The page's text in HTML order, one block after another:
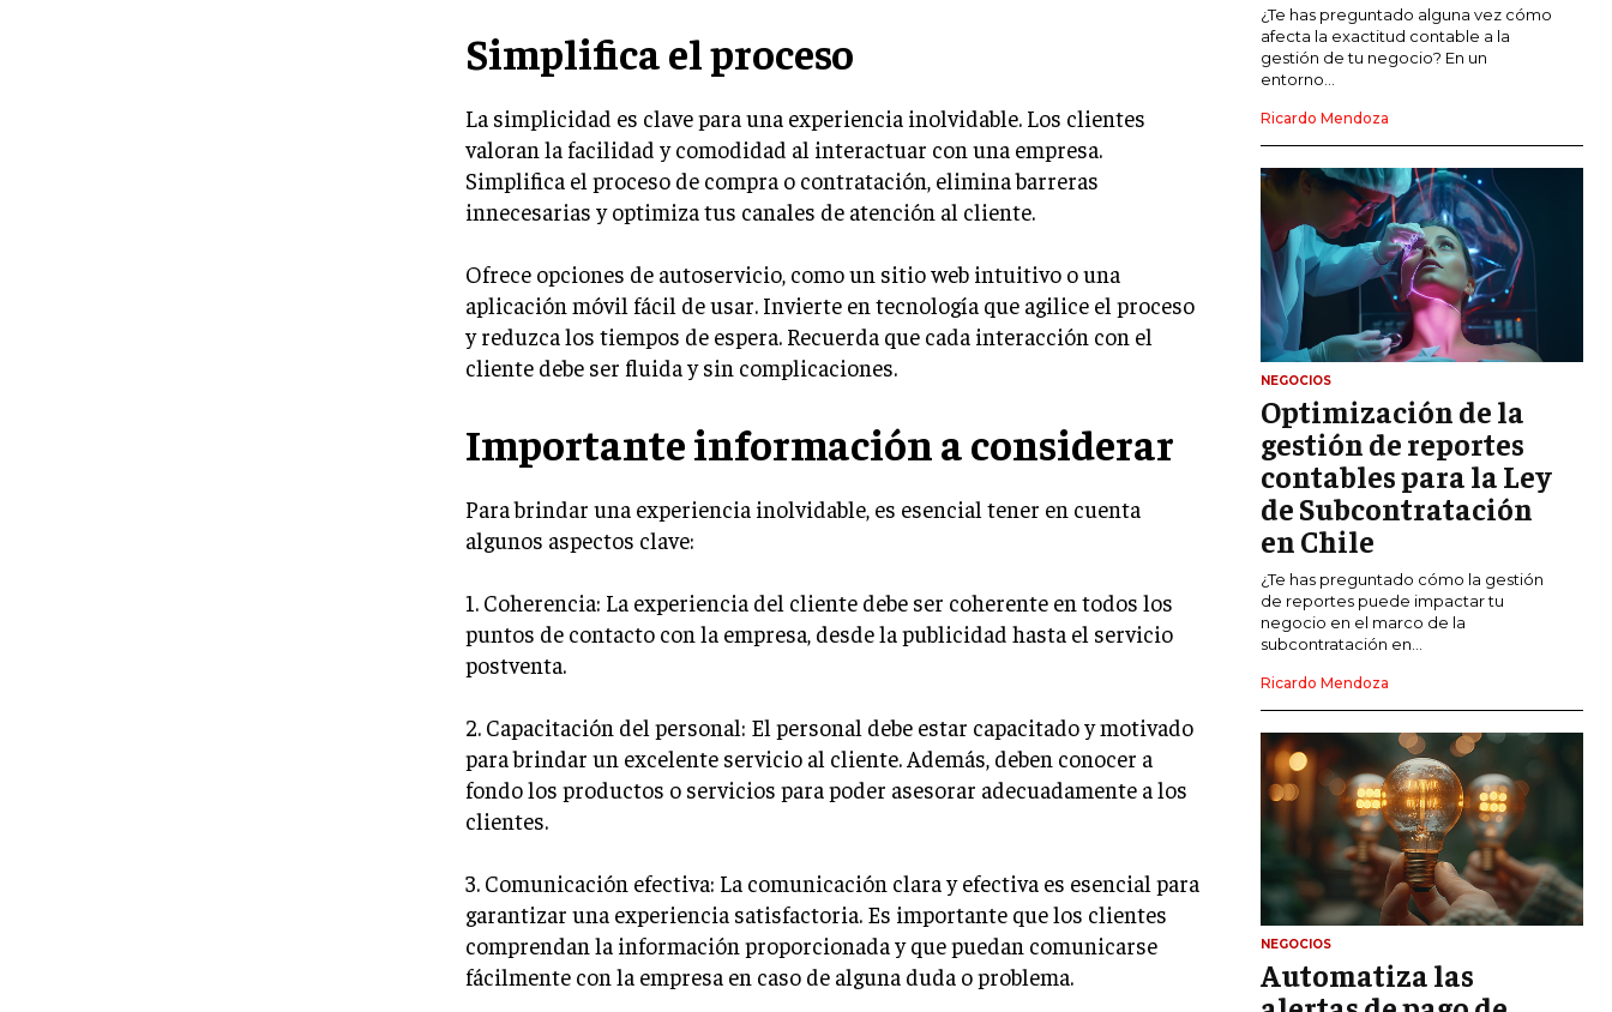
E-COMMERCE
E-COMMERCE Y COMERCIO ELECTRÓNICO
ESTRATEGIAS DE PRICING Y GESTIÓN DE
GESTIÓN DE CRISIS EMPRESARIALES
EMPRESAS Y STARTUPS TECNOLÓGICAS
GESTIÓN DE LA EXPERIENCIA DEL
CLIENTE
PROYECTOS
GESTIÓN DE PROYECTOS
GESTIÓN DE OPERACIONES Y CADENA
DE SUMINISTRO
LOGÍSTICA EMPRESARIAL
CALIDAD Y MEJORA CONTINUA
TALENTOS
RECURSOS HUMANOS Y GESTIÓN DEL
TALENTO
RECLUTAMIENTO Y SELECCIÓN
DESARROLLO DE PERSONAL
GESTIÓN DEL DESEMPEÑO
CULTURA Y CLIMA ORGANIZACIONAL
ÉTICA EMPRESARIAL Y
RESPONSABILIDAD SOCIAL
BLOG
Simplifica el proceso
La simplicidad es clave para una experiencia inolvidable. Los clientes
valoran la facilidad y comodidad al interactuar con una empresa.
Simplifica el proceso de compra o contratación, elimina barreras
innecesarias y optimiza tus canales de atención al cliente.
Ofrece opciones de autoservicio, como un sitio web intuitivo o una
aplicación móvil fácil de usar. Invierte en tecnología que agilice el proceso
y reduzca los tiempos de espera. Recuerda que cada interacción con el
cliente debe ser fluida y sin complicaciones.
Importante información a considerar
Para brindar una experiencia inolvidable, es esencial tener en cuenta
algunos aspectos clave:
1. Coherencia: La experiencia del cliente debe ser coherente en todos los
puntos de contacto con la empresa, desde la publicidad hasta el servicio
postventa.
2. Capacitación del personal: El personal debe estar capacitado y motivado
para brindar un excelente servicio al cliente. Además, deben conocer a
fondo los productos o servicios para poder asesorar adecuadamente a los
clientes.
3. Comunicación efectiva: La comunicación clara y efectiva es esencial para
garantizar una experiencia satisfactoria. Es importante que los clientes
comprendan la información proporcionada y que puedan comunicarse
fácilmente con la empresa en caso de alguna duda o problema.
¿Te has preguntado alguna vez cómo
afecta la exactitud contable a la
gestión de tu negocio? En un
entorno...
Ricardo Mendoza
NEGOCIOS
Optimización de la
gestión de reportes
contables para la Ley
de Subcontratación
en Chile
¿Te has preguntado cómo la gestión
de reportes puede impactar tu
negocio en el marco de la
subcontratación en...
Ricardo Mendoza
NEGOCIOS
Automatiza las